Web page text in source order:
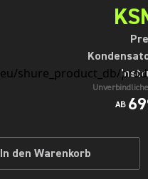
AB
In den Warenkorb